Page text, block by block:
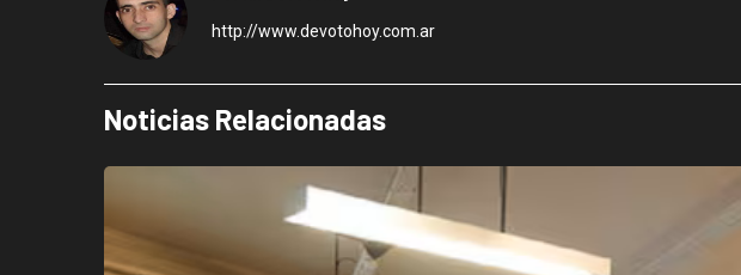
http://www.devotohoy.com.ar
Noticias Relacionadas